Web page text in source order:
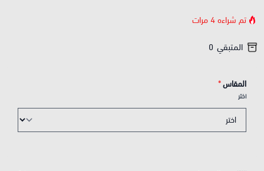
تم شراءه4مرات
المتبقي 0
المقاس*
اختر